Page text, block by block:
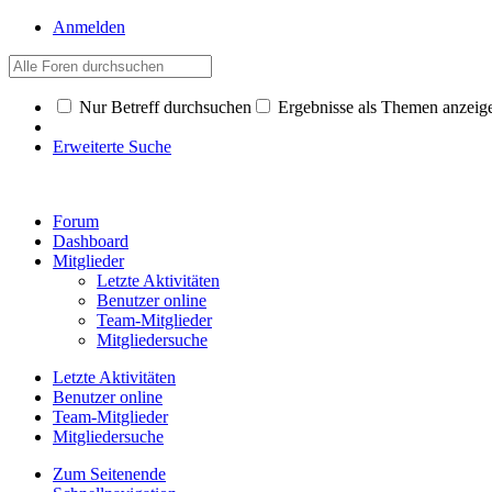
Anmelden
Nur Betreff durchsuchen Ergebnisse als Themen
Erweiterte Suche
Forum
Dashboard
Mitglieder
Letzte Aktivitäten
Benutzer online
Team-Mitglieder
Mitgliedersuche
Letzte Aktivitäten
Benutzer online
Team-Mitglieder
Mitgliedersuche
Zum Seitenende